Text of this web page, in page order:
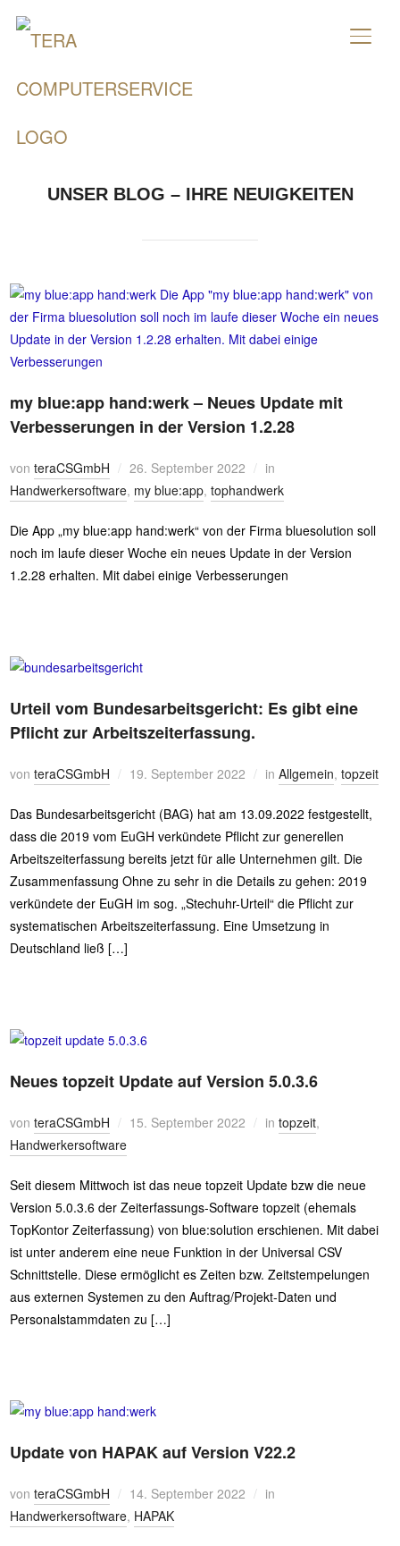
UNSER BLOG – IHRE NEUIGKEITEN
my blue:app hand:werk – Neues Update mit
Verbesserungen in der Version 1.2.28
vonteraCSGmbH 26. September 2022
in
Handwerkersoftware, my blue:app,tophandwerk
Die App „my blue:app hand:werk“ von der Firma bluesolution soll
noch im laufe dieser Woche ein neues Update in der Version
1.2.28 erhalten. Mit dabei einige Verbesserungen
Urteil vom Bundesarbeitsgericht: Es gibt eine
Pflicht zur Arbeitszeiterfassung.
vonteraCSGmbH 19. September 2022 inAllgemein,topzeit
Das Bundesarbeitsgericht (BAG) hat am 13.09.2022 festgestellt,
dass die 2019 vom EuGH verkündete Pflicht zur generellen
Arbeitszeiterfassung bereits jetzt für alle Unternehmen gilt. Die
Zusammenfassung Ohne zu sehr in die Details zu gehen: 2019
verkündete der EuGH im sog. „Stechuhr-Urteil“ die Pflicht zur
systematischen Arbeitszeiterfassung. Eine Umsetzung in
Deutschland ließ […]
Neues topzeit Update auf Version 5.0.3.6
vonteraCSGmbH 15. September 2022 intopzeit,
Handwerkersoftware
Seit diesem Mittwoch ist das neue topzeit Update bzw die neue
Version 5.0.3.6 der Zeiterfassungs-Software topzeit (ehemals
TopKontor Zeiterfassung) von blue:solution erschienen. Mit dabei
ist unter anderem eine neue Funktion in der Universal CSV
Schnittstelle. Diese ermöglicht es Zeiten bzw. Zeitstempelungen
aus externen Systemen zu den Auftrag/Projekt-Daten und
Personalstammdaten zu […]
Update von HAPAK auf Version V22.2
vonteraCSGmbH 14. September 2022
in
Handwerkersoftware, HAPAK